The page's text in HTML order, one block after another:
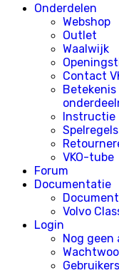
Onderdelen
Webshop
Outlet
Waalwijk
Contact
Betekenis
Instructie
Spelregels
VKO-tube
Forum
Documentatie
Volvo
Login
Nog geen